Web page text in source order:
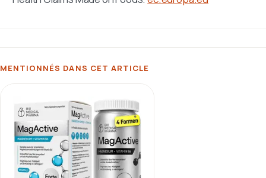
MENTIONNÉS DANS CET ARTICLE